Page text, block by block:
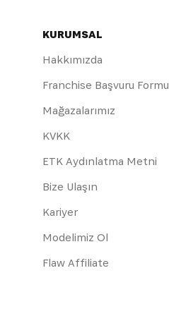
KURUMSAL
Hakkımızda
Franchise Başvuru Formu
Mağazalarımız
KVKK
ETK Aydınlatma Metni
Bize Ulaşın
Kariyer
Modelimiz Ol
Flaw Affiliate